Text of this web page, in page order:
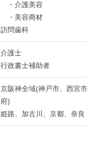
・介護美容
・美容商材
訪問歯科
介護士
行政書士補助者
京阪神全域(神戸市、西宮
府)
姫路、加古川、京都、奈